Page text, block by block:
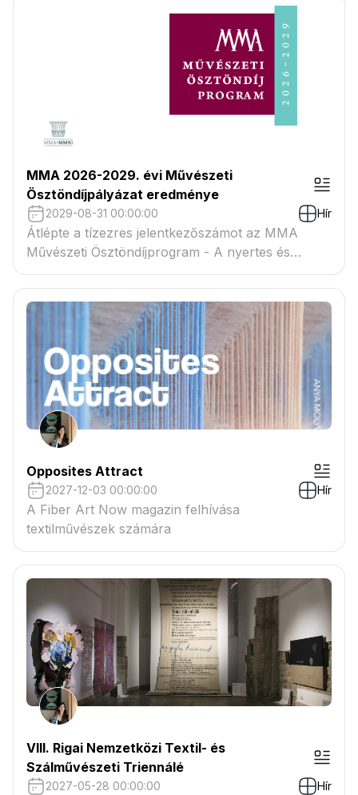
MMA 2026-2029. évi Művészeti
Ösztöndíjpályázat eredménye
2029-08-31 00:00:00 Hír
Átlépte a tízezres jelentkezőszámot az MMA
Művészeti Ösztöndíjprogram - A nyertes és
tartaléklistás pályázók névsora megtekinthető a
csatolmányban
Opposites Attract
2027-12-03 00:00:00 Hír
A Fiber Art Now magazin felhívása
textilművészek számára
VIII. Rigai Nemzetközi Textil- és
Szálművészeti Triennálé
2027-05-28 00:00:00 Hír